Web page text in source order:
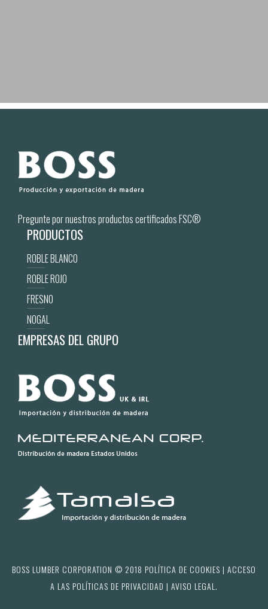
Pregunte por nuestros productos certificados FSC®
PRODUCTOS
ROBLE BLANCO
ROBLE ROJO
FRESNO
NOGAL
EMPRESAS DEL GRUPO
BOSS LUMBER CORPORATION © 2018 POLÍTICA DE COOKIES | ACCESO
A LAS POLÍTICAS DE PRIVACIDAD | AVISO LEGAL .